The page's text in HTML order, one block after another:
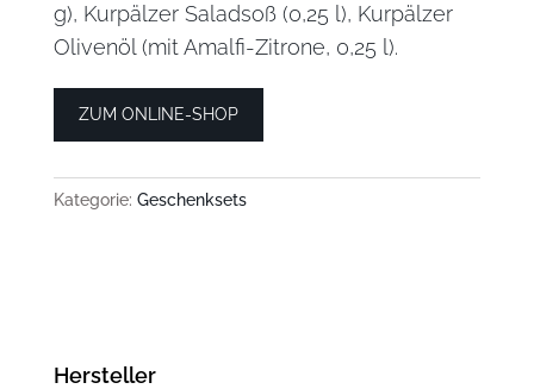
g), Kurpälzer Saladsoß (0,25 l), Kurpälzer
Olivenöl (mit Amalfi-Zitrone, 0,25 l).
ZUM ONLINE-SHOP
Kategorie: Geschenksets
Hersteller